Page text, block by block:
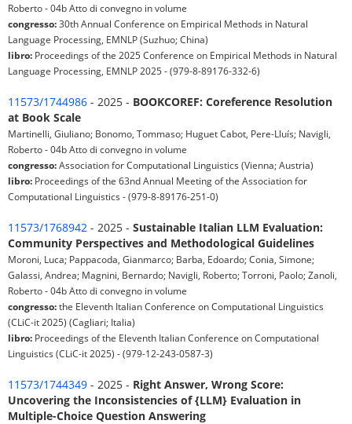
Roberto - 04b Atto di convegno in volume
congresso:30th Annual Conference on Empirical Methods in Natural
Language Processing, EMNLP (Suzhuo; China)
libro: Proceedings of the 2025 Conference on Empirical Methods in Natural
Language Processing, EMNLP 2025 - (979-8-89176-332-6)
11573/1744986 - 2025 - BOOKCOREF: Coreference Resolution
at Book Scale
Martinelli, Giuliano; Bonomo, Tommaso; Huguet Cabot, ‪Pere-Lluís; Navigli,
Roberto - 04b Atto di convegno in volume
congresso:Association for Computational Linguistics (Vienna; Austria)
libro: Proceedings of the 63nd Annual Meeting of the Association for
Computational Linguistics - (979-8-89176-251-0)
11573/1768942 - 2025 - Sustainable Italian LLM Evaluation:
Community Perspectives and Methodological Guidelines
Moroni, Luca; Pappacoda, Gianmarco; Barba, Edoardo; Conia, Simone;
Galassi, Andrea; Magnini, Bernardo; Navigli, Roberto; Torroni, Paolo; Zanoli,
Roberto - 04b Atto di convegno in volume
congresso:the Eleventh Italian Conference on Computational Linguistics
(CLiC-it 2025) (Cagliari; Italia)
libro: Proceedings of the Eleventh Italian Conference on Computational
Linguistics (CLiC-it 2025) - (979-12-243-0587-3)
11573/1744349 - 2025 - Right Answer, Wrong Score:
Uncovering the Inconsistencies of {LLM} Evaluation in
Multiple-Choice Question Answering